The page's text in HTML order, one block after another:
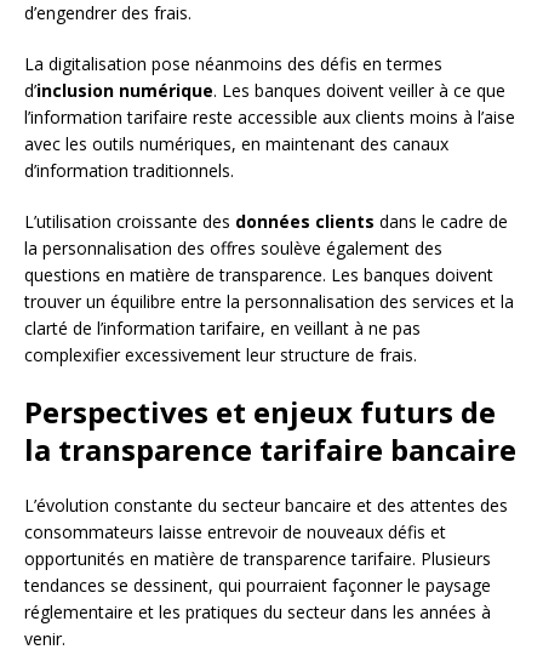
d’engendrer des frais.
La digitalisation pose néanmoins des défis en termes
d’inclusion numérique. Les banques doivent veiller à ce que
l’information tarifaire reste accessible aux clients moins à l’aise
avec les outils numériques, en maintenant des canaux
d’information traditionnels.
L’utilisation croissante des données clients dans le cadre de
la personnalisation des offres soulève également des
questions en matière de transparence. Les banques doivent
trouver un équilibre entre la personnalisation des services et la
clarté de l’information tarifaire, en veillant à ne pas
complexifier excessivement leur structure de frais.
Perspectives et enjeux futurs de
la transparence tarifaire bancaire
L’évolution constante du secteur bancaire et des attentes des
consommateurs laisse entrevoir de nouveaux défis et
opportunités en matière de transparence tarifaire. Plusieurs
tendances se dessinent, qui pourraient façonner le paysage
réglementaire et les pratiques du secteur dans les années à
venir.